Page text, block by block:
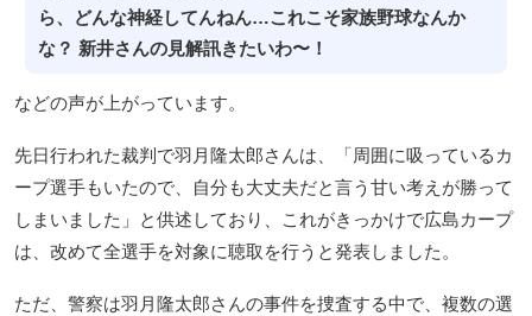
ら、どんな神経してんねん…これこそ家族野球なんか
な？ 新井さんの見解訊きたいわ〜！
などの声が上がっています。
先日行われた裁判で羽月隆太郎さんは、「周囲に吸っているカ
ープ選手もいたので、自分も大丈夫だと言う甘い考えが勝って
しまいました」と供述しており、これがきっかけで広島カープ
は、改めて全選手を対象に聴取を行うと発表しました。
ただ、警察は羽月隆太郎さんの事件を捜査する中で、複数の選